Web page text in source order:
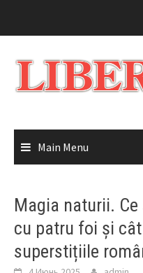
Main Menu
Magia naturii.
cu patru foi și
superstițiile